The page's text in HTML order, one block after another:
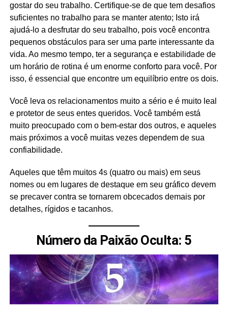
gostar do seu trabalho. Certifique-se de que tem desafios
suficientes no trabalho para se manter atento; Isto irá
ajudá-lo a desfrutar do seu trabalho, pois você encontra
pequenos obstáculos para ser uma parte interessante da
vida. Ao mesmo tempo, ter a segurança e estabilidade de
um horário de rotina é um enorme conforto para você. Por
isso, é essencial que encontre um equilíbrio entre os dois.
Você leva os relacionamentos muito a sério e é muito leal
e protetor de seus entes queridos. Você também está
muito preocupado com o bem-estar dos outros, e aqueles
mais próximos a você muitas vezes dependem de sua
confiabilidade.
Aqueles que têm muitos 4s (quatro ou mais) em seus
nomes ou em lugares de destaque em seu gráfico devem
se precaver contra se tornarem obcecados demais por
detalhes, rígidos e tacanhos.
Número da Paixão Oculta: 5